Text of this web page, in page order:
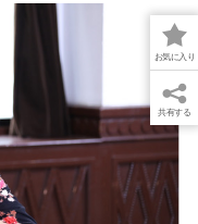
お気に入り
共有する